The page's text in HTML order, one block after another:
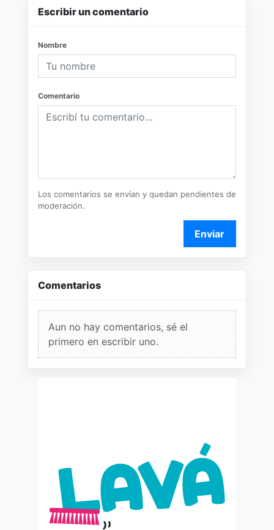
Escribir un comentario
Nombre
Comentario
Los comentarios se envían y quedan pendientes de
moderación.
Enviar
Comentarios
Aun no hay comentarios, sé el
primero en escribir uno.